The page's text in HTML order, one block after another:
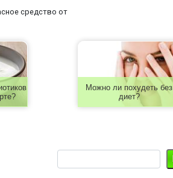
средство от
Можно ли похудеть без
диет?